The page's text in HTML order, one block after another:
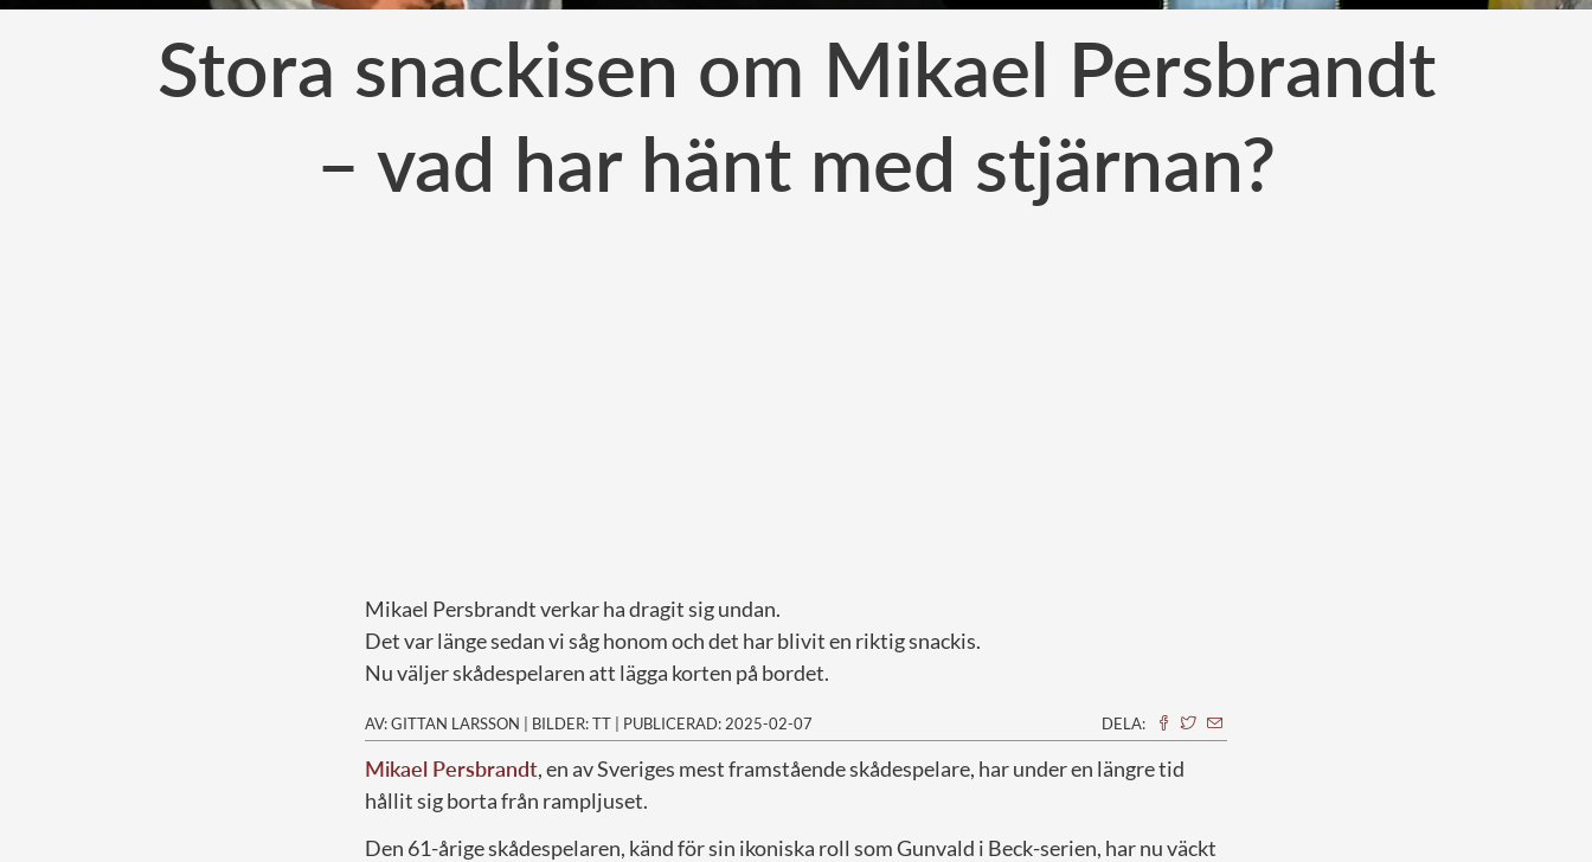
Stora snackisen om Mikael Persbrandt
– vad har hänt med stjärnan?
Mikael Persbrandt verkar ha dragit sig undan.
Det var länge sedan vi såg honom och det har blivit en riktig snackis.
Nu väljer skådespelaren att lägga korten på bordet.
AV: GITTAN LARSSON | BILDER: TT | PUBLICERAD: 2025-02-07 DELA:
Mikael Persbrandt, en av Sveriges mest framstående skådespelare, har under en längre tid
hållit sig borta från rampljuset.
Den 61-årige skådespelaren, känd för sin ikoniska roll som Gunvald i Beck-serien, har nu väckt